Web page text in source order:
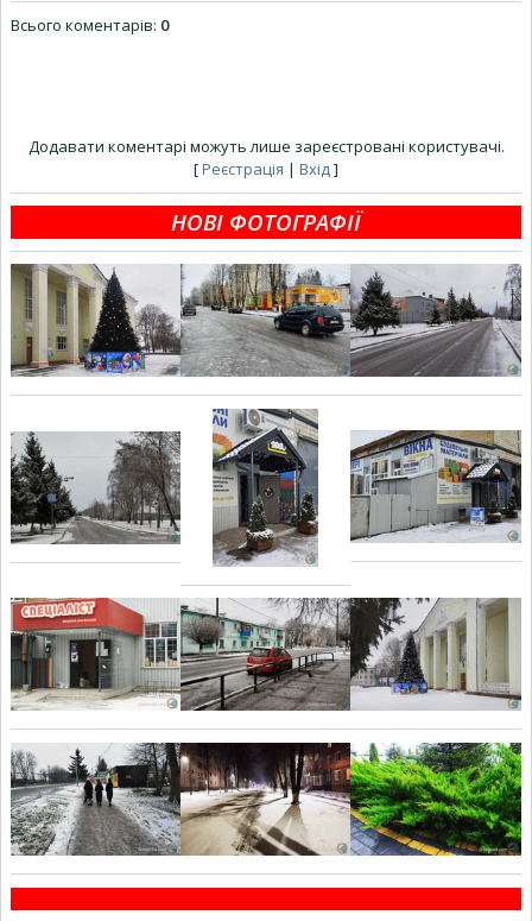
Всього коментарів: 0
Додавати коментарі можуть лише зареєстровані користувачі.
[Реєстрація | Вхід ]
НОВІ ФОТОГРАФІЇ